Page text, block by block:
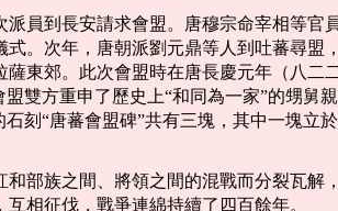
員到長安請求會盟。唐穆宗命宰相等官
。次年，唐朝派劉元鼎等人到吐蕃尋盟
東郊。此次會盟時在唐長慶元年（八二
盟雙方重申了歷史上“和同為一家”的甥舅
刻“唐蕃會盟碑”共有三塊，其中一塊立
部族之間、將領之間的混戰而分裂瓦解
相征伐，戰爭連綿持續了四百餘年。